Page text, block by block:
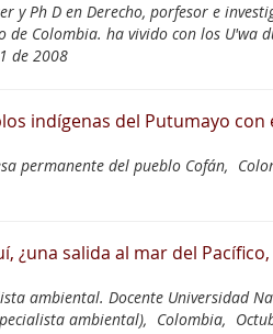
y Ph D en Derecho, porfesor e
de Colombia. ha vivido con los U'wa
de 2008
indígenas del Putumayo con
permanente del pueblo Cofán,
¿una salida al mar del
ambiental. Docente Universidad
ambiental), Colombia,